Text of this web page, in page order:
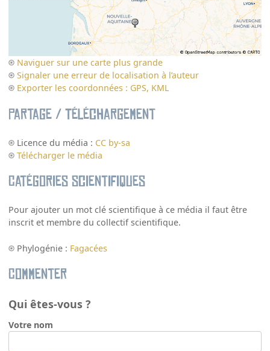
Naviguer sur une carte plus grande
Signaler une erreur de localisation à l’auteur
Exporter les coordonnées : GPS, KML
Partage / Téléchargement
Licence du média : CC by-sa
Télécharger le média
Catégories scientifiques
Pour ajouter un mot clé scientifique à ce média il faut être
inscrit et membre du collectif scientifique.
Phylogénie : Fagacées
Commenter
Qui êtes-vous ?
Votre nom